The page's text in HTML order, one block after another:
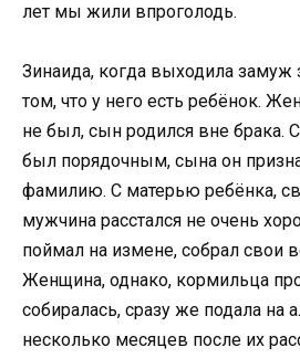
лет мы жили впроголодь.
Зинаида, когда выходила замуж
том, что у него есть ребёнок.
не был, сын родился вне брака.
был порядочным, сына он
фамилию. С матерью ребёнка,
мужчина расстался не очень
поймал на измене, собрал свои
Женщина, однако, кормильца
собиралась, сразу же подала на
несколько месяцев после их